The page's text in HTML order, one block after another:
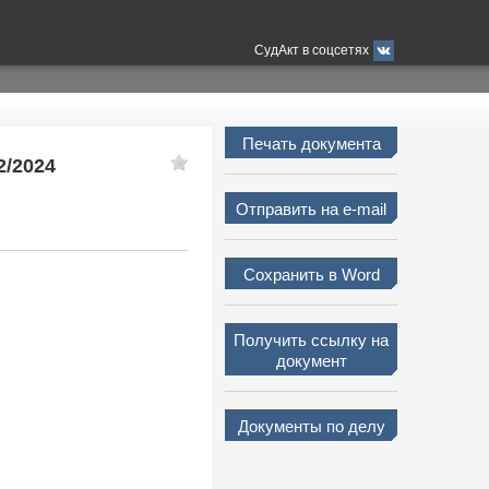
СудАкт в соцсетях
2024
Печать документа
Отправить на e-mail
Сохранить в Word
Получить ссылку на
документ
Документы по делу